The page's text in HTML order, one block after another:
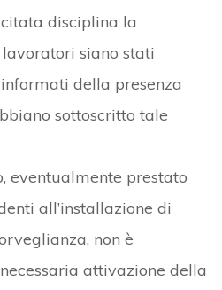
disciplina la
siano stati
della presenza
sottoscritto tale
eventualmente prestato
all’installazione di
non è
attivazione della